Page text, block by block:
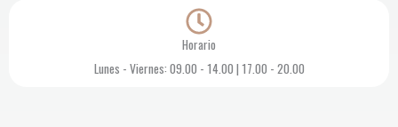
Horario
Lunes - Viernes: 09.00 - 14.00 | 17.00 - 20.00